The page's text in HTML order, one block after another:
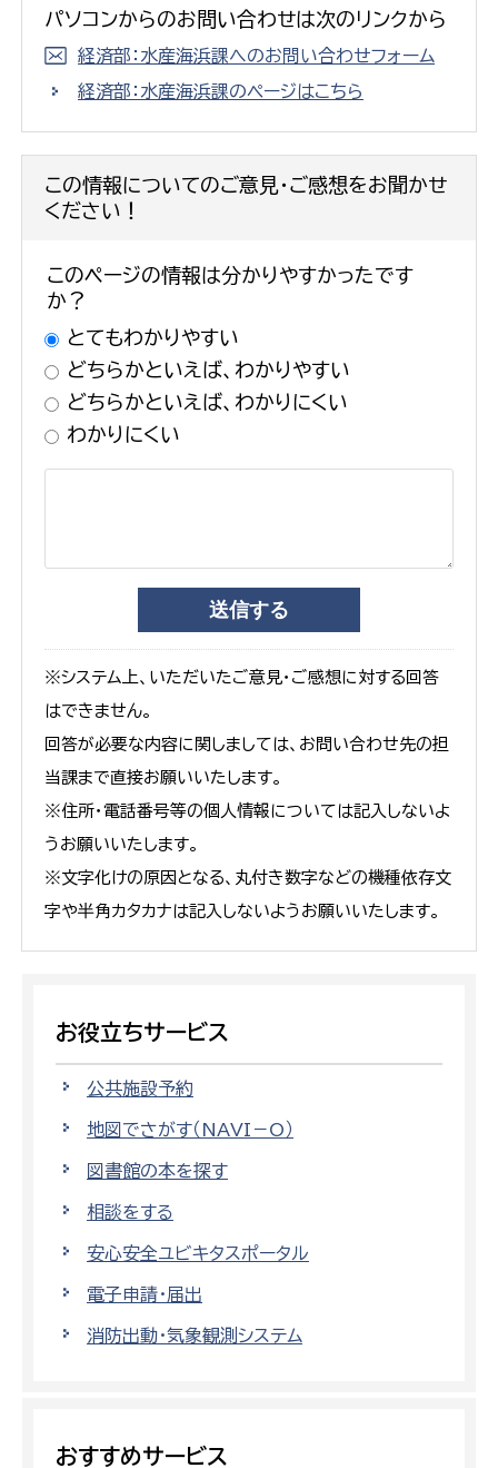
パソコンからのお問い合わせは次のリンクから
経済部：水産海浜課へのお問い合わせフォーム
経済部：水産海浜課のページはこちら
この情報についてのご意見・ご感想をお聞かせ
ください！
このページの情報は分かりやすかったです
か？
とてもわかりやすい
どちらかといえば、わかりやすい
どちらかといえば、わかりにくい
わかりにくい
※システム上、いただいたご意見・ご感想に対する回答
はできません。
回答が必要な内容に関しましては、お問い合わせ先の担
当課まで直接お願いいたします。
※住所・電話番号等の個人情報については記入しないよ
うお願いいたします。
※文字化けの原因となる、丸付き数字などの機種依存文
字や半角カタカナは記入しないようお願いいたします。
お役立ちサービス
公共施設予約
地図でさがす（NAVI－O）
図書館の本を探す
相談をする
安心安全ユビキタスポータル
電子申請・届出
消防出動・気象観測システム
おすすめサービス